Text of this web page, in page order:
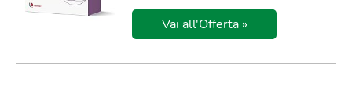
Vai all'Offerta »